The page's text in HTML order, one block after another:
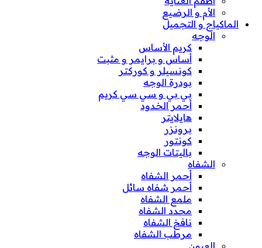
الأم و الرضيع
الماكياج و التجميل
الوجه
كريم الأساس
أساس و برايمر و مثبت
كونسيلر و كوركتر
بودرة الوجه
بي بي و سي سي كريم
أحمر الخدود
هايلايتر
برونزر
كونتور
باليتات الوجه
الشفاه
أحمر الشفاه
أحمر شفاه سائل
ملمع الشفاه
محدد الشفاه
نافخ الشفاه
مرطب الشفاه